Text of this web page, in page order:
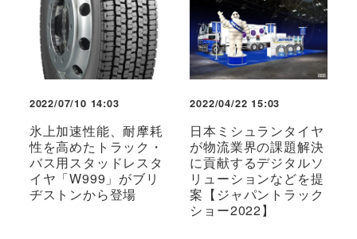
2022/07/10 14:03
氷上加速性能、耐摩耗
性を高めたトラック・
バス用スタッドレスタ
イヤ「W999」がブリ
ヂストンから登場
2022/04/22 15:03
日本ミシュランタイヤ
が物流業界の課題解決
に貢献するデジタルソ
リューションなどを提
案【ジャパントラック
ショー2022】